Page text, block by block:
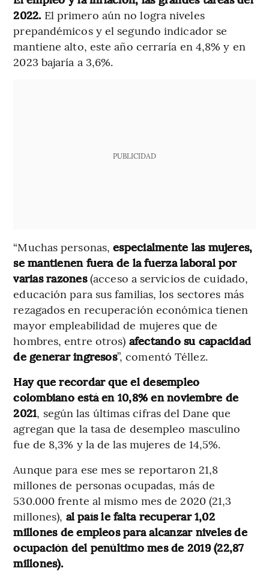
2022. El primero aún no logra niveles
prepandémicos y el segundo indicador se
mantiene alto, este año cerraría en 4,8% y en
2023 bajaría a 3,6%.
PUBLICIDAD
“Muchas personas,especialmente las mujeres,
se mantienen fuera de la fuerza laboral por
varias razones(acceso a servicios de cuidado,
educación para sus familias, los sectores más
rezagados en recuperación económica tienen
mayor empleabilidad de mujeres que de
hombres, entre otros) afectando su capacidad
de generar ingresos”, comentó Téllez.
Hay que recordar que el desempleo
colombiano está en 10,8% en noviembre de
2021, según las últimas cifras del Dane que
agregan que la tasa de desempleo masculino
fue de 8,3% y la de las mujeres de 14,5%.
Aunque para ese mes se reportaron 21,8
millones de personas ocupadas, más de
530.000 frente al mismo mes de 2020 (21,3
millones), al país le falta recuperar 1,02
millones de empleos para alcanzar niveles de
ocupación del penúltimo mes de 2019 (22,87
millones).